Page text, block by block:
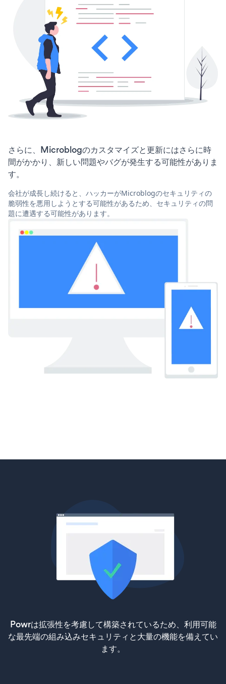
さらに、Microblogのカスタマイズと更新にはさらに時
間がかかり、新しい問題やバグが発生する可能性がありま
す。
会社が成長し続けると、ハッカーがMicroblogのセキュリティの
脆弱性を悪用しようとする可能性があるため、セキュリティの問
題に遭遇する可能性があります。
Powrは拡張性を考慮して構築されているため、利用可能
な最先端の組み込みセキュリティと大量の機能を備えてい
ます。